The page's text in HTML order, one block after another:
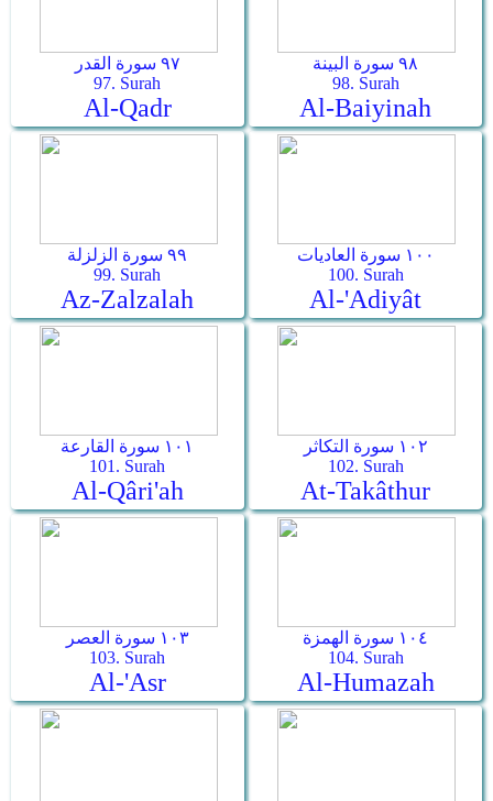
٩٧ سورة القدر
97. Surah
Al-Qadr
٩٨ سورة البينة
98. Surah
Al-Baiyinah
٩٩ سورة الزلزلة
99. Surah
Az-Zalzalah
١٠٠ سورة العاديات
100. Surah
Al-'Adiyât
١٠١ سورة القارعة
101. Surah
Al-Qâri'ah
١٠٢ سورة التكاثر
102. Surah
At-Takâthur
١٠٣ سورة العصر
103. Surah
Al-'Asr
١٠٤ سورة الهمزة
104. Surah
Al-Humazah